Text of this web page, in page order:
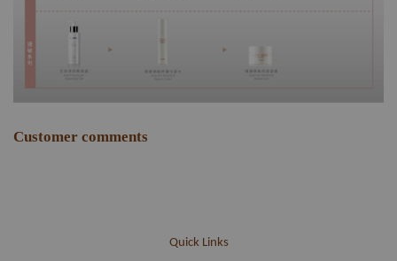
Customer comments
Quick Links